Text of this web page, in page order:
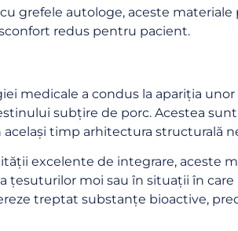
grefele autologe, aceste
redus pentru pacient.
medicale a condus la apariția
subțire de porc. Acestea
timp arhitectura structurală
excelente de integrare, aceste
țesuturilor moi sau în situații în
treptat substanțe bioactive,